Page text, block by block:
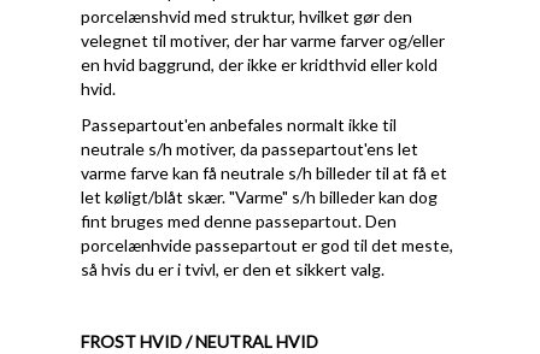
porcelænshvid med struktur, hvilket gør den
velegnet til motiver, der har varme farver og/eller
en hvid baggrund, der ikke er kridthvid eller kold
hvid.
Passepartout'en anbefales normalt ikke til
neutrale s/h motiver, da passepartout'ens let
varme farve kan få neutrale s/h billeder til at få et
let køligt/blåt skær. "Varme" s/h billeder kan dog
fint bruges med denne passepartout. Den
porcelænhvide passepartout er god til det meste,
så hvis du er i tvivl, er den et sikkert valg.
FROST HVID / NEUTRAL HVID